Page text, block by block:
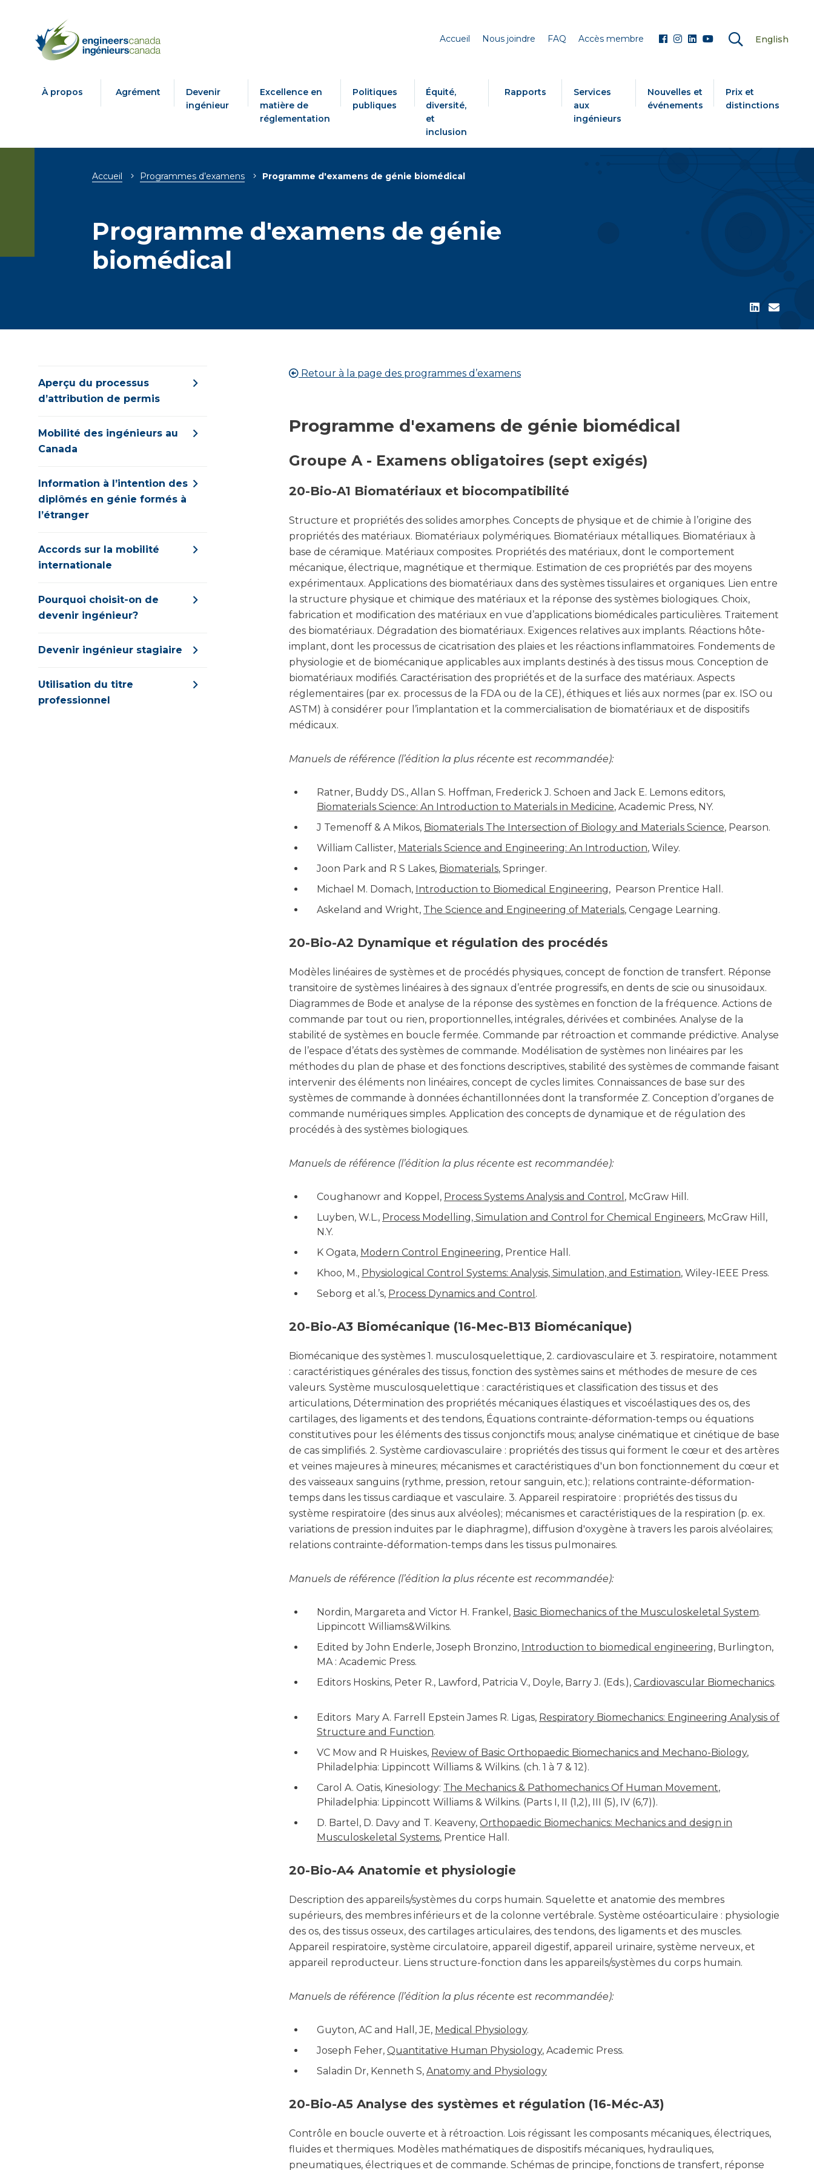
Accueil Nous joindre FAQ Accès membre English
À propos Agrément
Devenir
ingénieur
Excellence en
matière de
réglementation
Politiques
publiques
Équité,
diversité,
et
inclusion
Rapports
Services
aux
ingénieurs
Nouvelles et
événements
Prix et
distinctions
Fil
Accueil Programmes d’examens Programme d'examens de génie biomédical
Programme d'examens de génie
biomédical
Aperçu du processus
d’attribution de permis
Mobilité des ingénieurs au
Canada
Information à l’intention des
diplômés en génie formés à
l’étranger
Accords sur la mobilité
internationale
Pourquoi choisit-on de
devenir ingénieur?
Devenir ingénieur stagiaire
Utilisation du titre
professionnel
Retour à la page des programmes d’examens
Programme d'examens de génie biomédical
Groupe A - Examens obligatoires (sept exigés)
20-Bio-A1 Biomatériaux et biocompatibilité
Structure et propriétés des solides amorphes. Concepts de physique et de chimie à l’origine des
propriétés des matériaux. Biomatériaux polymériques. Biomatériaux métalliques. Biomatériaux à
base de céramique. Matériaux composites. Propriétés des matériaux, dont le comportement
mécanique, électrique, magnétique et thermique. Estimation de ces propriétés par des moyens
expérimentaux. Applications des biomatériaux dans des systèmes tissulaires et organiques. Lien entre
la structure physique et chimique des matériaux et la réponse des systèmes biologiques. Choix,
fabrication et modification des matériaux en vue d’applications biomédicales particulières. Traitement
des biomatériaux. Dégradation des biomatériaux. Exigences relatives aux implants. Réactions hôte-
implant, dont les processus de cicatrisation des plaies et les réactions inflammatoires. Fondements de
physiologie et de biomécanique applicables aux implants destinés à des tissus mous. Conception de
biomatériaux modifiés. Caractérisation des propriétés et de la surface des matériaux. Aspects
réglementaires (par ex. processus de la FDA ou de la CE), éthiques et liés aux normes (par ex. ISO ou
ASTM) à considérer pour l’implantation et la commercialisation de biomatériaux et de dispositifs
médicaux.
Manuels de référence (l’édition la plus récente est recommandée):
Ratner, Buddy DS., Allan S. Hoffman, Frederick J. Schoen and Jack E. Lemons editors,
Biomaterials Science: An Introduction to Materials in Medicine, Academic Press, NY.
J Temenoff & A Mikos, Biomaterials The Intersection of Biology and Materials Science, Pearson.
William Callister, Materials Science and Engineering: An Introduction, Wiley.
Joon Park and R S Lakes, Biomaterials, Springer.
Michael M. Domach, Introduction to Biomedical Engineering, Pearson Prentice Hall.
Askeland and Wright, The Science and Engineering of Materials, Cengage Learning.
20-Bio-A2 Dynamique et régulation des procédés
Modèles linéaires de systèmes et de procédés physiques, concept de fonction de transfert. Réponse
transitoire de systèmes linéaires à des signaux d’entrée progressifs, en dents de scie ou sinusoïdaux.
Diagrammes de Bode et analyse de la réponse des systèmes en fonction de la fréquence. Actions de
commande par tout ou rien, proportionnelles, intégrales, dérivées et combinées. Analyse de la
stabilité de systèmes en boucle fermée. Commande par rétroaction et commande prédictive. Analyse
de l’espace d’états des systèmes de commande. Modélisation de systèmes non linéaires par les
méthodes du plan de phase et des fonctions descriptives, stabilité des systèmes de commande faisant
intervenir des éléments non linéaires, concept de cycles limites. Connaissances de base sur des
systèmes de commande à données échantillonnées dont la transformée Z. Conception d’organes de
commande numériques simples. Application des concepts de dynamique et de régulation des
procédés à des systèmes biologiques.
Manuels de référence (l’édition la plus récente est recommandée):
Coughanowr and Koppel, Process Systems Analysis and Control , McGraw Hill.
Luyben, W.L., Process Modelling, Simulation and Control for Chemical Engineers, McGraw Hill,
N.Y.
K Ogata, Modern Control Engineering, Prentice Hall.
Khoo, M., Physiological Control Systems: Analysis, Simulation, and Estimation, Wiley-IEEE Press.
Seborg et al.’s, Process Dynamics and Control .
20-Bio-A3 Biomécanique (16-Mec-B13 Biomécanique)
Biomécanique des systèmes 1. musculosquelettique, 2. cardiovasculaire et 3. respiratoire, notamment
: caractéristiques générales des tissus, fonction des systèmes sains et méthodes de mesure de ces
valeurs. Système musculosquelettique : caractéristiques et classification des tissus et des
articulations, Détermination des propriétés mécaniques élastiques et viscoélastiques des os, des
cartilages, des ligaments et des tendons, Équations contrainte-déformation-temps ou équations
constitutives pour les éléments des tissus conjonctifs mous; analyse cinématique et cinétique de base
de cas simplifiés. 2. Système cardiovasculaire : propriétés des tissus qui forment le cœur et des artères
et veines majeures à mineures; mécanismes et caractéristiques d'un bon fonctionnement du cœur et
des vaisseaux sanguins (rythme, pression, retour sanguin, etc.); relations contrainte-déformation-
temps dans les tissus cardiaque et vasculaire. 3. Appareil respiratoire : propriétés des tissus du
système respiratoire (des sinus aux alvéoles); mécanismes et caractéristiques de la respiration (p. ex.
variations de pression induites par le diaphragme), diffusion d'oxygène à travers les parois alvéolaires;
relations contrainte-déformation-temps dans les tissus pulmonaires.
Manuels de référence (l’édition la plus récente est recommandée):
Nordin, Margareta and Victor H. Frankel, Basic Biomechanics of the Musculoskeletal System.
Lippincott Williams&Wilkins.
Edited by John Enderle, Joseph Bronzino, Introduction to biomedical engineering, Burlington,
MA : Academic Press.
Editors Hoskins, Peter R., Lawford, Patricia V., Doyle, Barry J. (Eds.), Cardiovascular Biomechanics.
Editors Mary A. Farrell Epstein James R. Ligas, Respiratory Biomechanics: Engineering Analysis of
Structure and Function.
VC Mow and R Huiskes, Review of Basic Orthopaedic Biomechanics and Mechano-Biology,
Philadelphia: Lippincott Williams & Wilkins. (ch. 1 à 7 & 12).
Carol A. Oatis, Kinesiology: The Mechanics & Pathomechanics Of Human Movement,
Philadelphia: Lippincott Williams & Wilkins. (Parts I, II (1,2), III (5), IV (6,7)).
D. Bartel, D. Davy and T. Keaveny, Orthopaedic Biomechanics: Mechanics and design in
Musculoskeletal Systems, Prentice Hall.
20-Bio-A4 Anatomie et physiologie
Description des appareils/systèmes du corps humain. Squelette et anatomie des membres
supérieurs, des membres inférieurs et de la colonne vertébrale. Système ostéoarticulaire : physiologie
des os, des tissus osseux, des cartilages articulaires, des tendons, des ligaments et des muscles.
Appareil respiratoire, système circulatoire, appareil digestif, appareil urinaire, système nerveux, et
appareil reproducteur. Liens structure-fonction dans les appareils/systèmes du corps humain.
Manuels de référence (l’édition la plus récente est recommandée):
Guyton, AC and Hall, JE, Medical Physiology.
Joseph Feher, Quantitative Human Physiology, Academic Press.
Saladin Dr, Kenneth S, Anatomy and Physiology
20-Bio-A5 Analyse des systèmes et régulation (16-Méc-A3)
Contrôle en boucle ouverte et à rétroaction. Lois régissant les composants mécaniques, électriques,
fluides et thermiques. Modèles mathématiques de dispositifs mécaniques, hydrauliques,
pneumatiques, électriques et de commande. Schémas de principe, fonctions de transfert, réponse